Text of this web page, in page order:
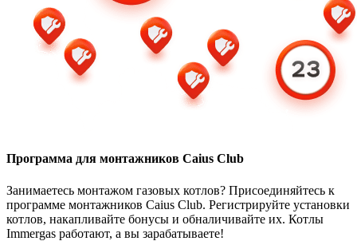
Программа для монтажников Caius Club
Занимаетесь монтажом газовых котлов? Присоединяйтесь к
программе монтажников Caius Club. Регистрируйте установки
котлов, накапливайте бонусы и обналичивайте их. Котлы
Immergas работают, а вы зарабатываете!